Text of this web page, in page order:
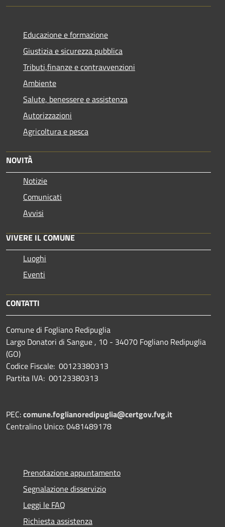
Educazione e formazione
Giustizia e sicurezza pubblica
Tributi,finanze e contravvenzioni
Ambiente
Salute, benessere e assistenza
Autorizzazioni
Agricoltura e pesca
NOVITÀ
Notizie
Comunicati
Avvisi
VIVERE IL COMUNE
Luoghi
Eventi
CONTATTI
Comune di Fogliano Redipuglia
Largo Donatori di Sangue , 10 - 34070 Fogliano Redipuglia
(GO)
Codice Fiscale: 00123380313
Partita IVA: 00123380313
PEC:comune.foglianoredipuglia@certgov.fvg.it
Centralino Unico: 0481489178
Prenotazione appuntamento
Segnalazione disservizio
Leggi le FAQ
Richiesta assistenza